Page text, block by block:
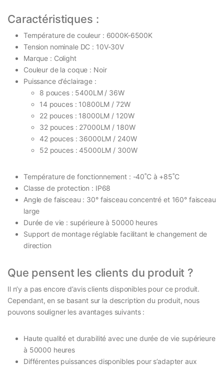
Caractéristiques :
Température de couleur : 6000K-6500K
Tension nominale DC : 10V-30V
Marque : Colight
Couleur de la coque : Noir
Puissance d’éclairage :
8 pouces : 5400LM / 36W
14 pouces : 10800LM / 72W
22 pouces : 18000LM / 120W
32 pouces : 27000LM / 180W
42 pouces : 36000LM / 240W
52 pouces : 45000LM / 300W
Température de fonctionnement : -40˚C à +85˚C
Classe de protection : IP68
Angle de faisceau : 30° faisceau concentré et 160° faisceau
large
Durée de vie : supérieure à 50000 heures
Support de montage réglable facilitant le changement de
direction
Que pensent les clients du produit ?
Il n’y a pas encore d’avis clients disponibles pour ce produit.
Cependant, en se basant sur la description du produit, nous
pouvons souligner les avantages suivants :
Haute qualité et durabilité avec une durée de vie supérieure
à 50000 heures
Différentes puissances disponibles pour s’adapter aux